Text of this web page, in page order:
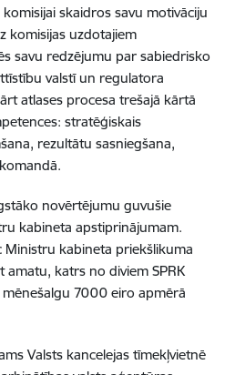
skaidros savu motivāciju
komisijas uzdotajiem
savu redzējumu par sabiedrisko
valstī un regulatora
atlases procesa trešajā kārtā
stratēģiskais
rezultātu sasniegšana,
novērtējumu guvušie
kabineta apstiprinājumam.
Ministru kabineta priekšlikuma
amatu, katrs no diviem SPRK
7000 eiro apmērā
Valsts kancelejas tīmekļvietnē